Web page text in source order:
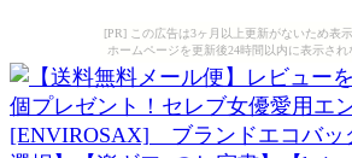
[PR] この広告は3ヶ月以上更新がないため表示
ホームページを更新後24時間以内に表示され